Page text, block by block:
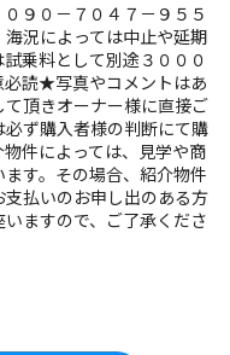
９０－７０４７－９５５
況によっては中止や延期
乗料として別途３０００
読★写真やコメントはあ
頂きオーナー様に直接ご
ず購入者様の判断にて購
件によっては、見学や商
す。その場合、紹介物件
払いのお申し出のある方
ますので、ご了承くださ